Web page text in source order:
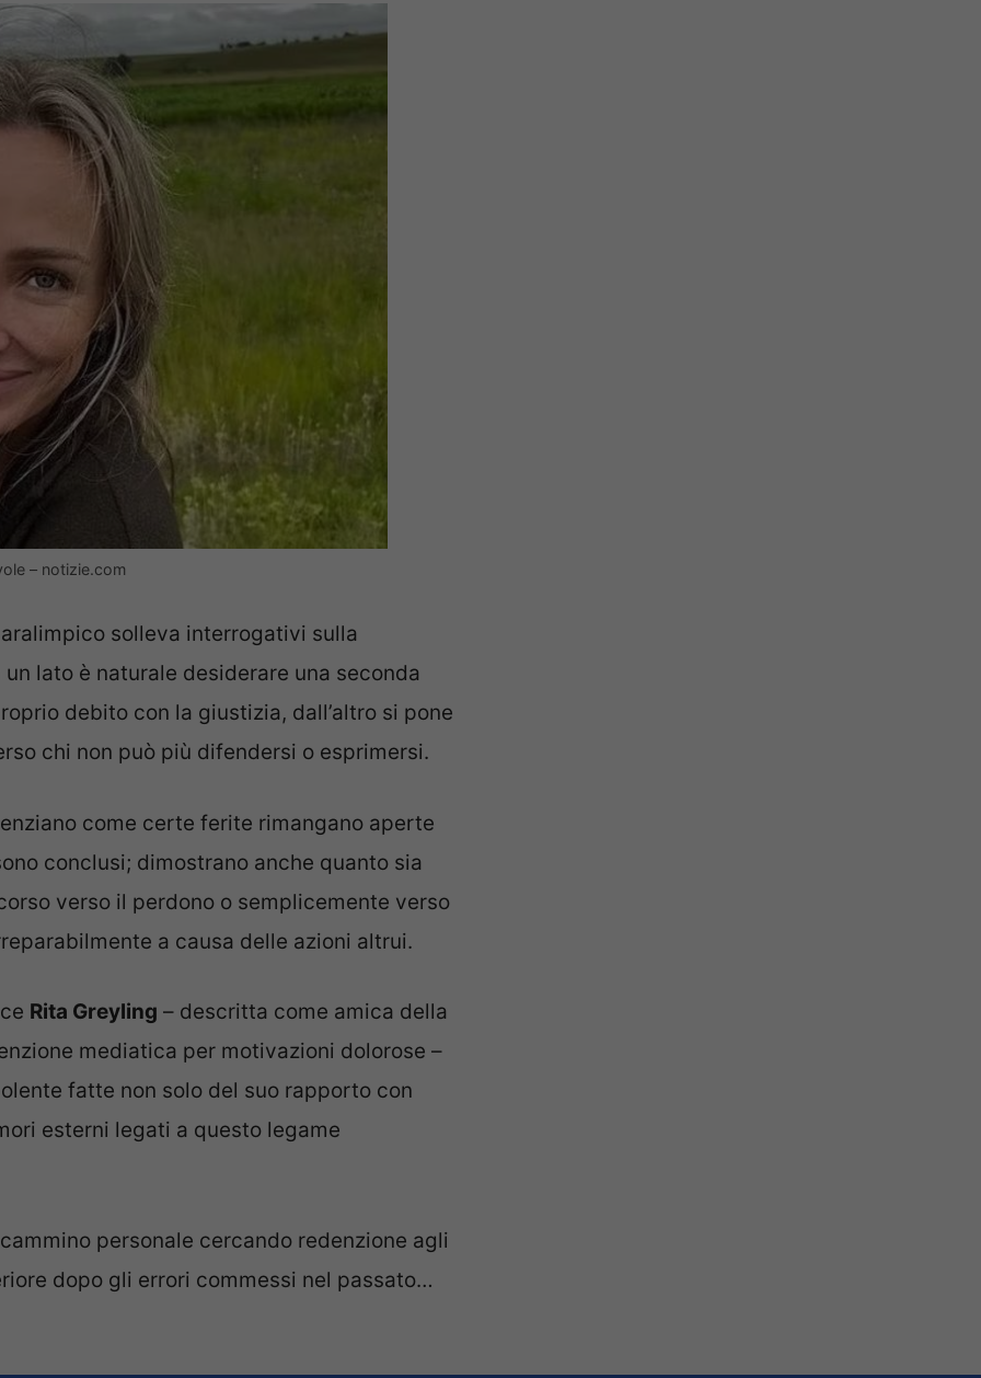
– notizie.com
solleva interrogativi sulla
un lato è naturale desiderare una seconda
debito con la giustizia, dall’altro si pone
chi non può più difendersi o esprimersi.
come certe ferite rimangano aperte
conclusi; dimostrano anche quanto sia
verso il perdono o semplicemente verso
a causa delle azioni altrui.
Rita Greyling – descritta come amica della
mediatica per motivazioni dolorose –
fatte non solo del suo rapporto con
esterni legati a questo legame
personale cercando redenzione agli
dopo gli errori commessi nel passato…